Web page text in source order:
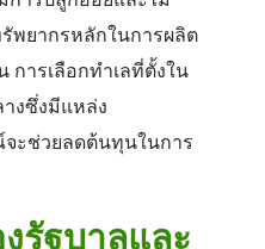
พยากรหลักในการผลิต
การเลือกทำเลที่ตั้งใน
งซึ่งมีแหล่ง
ะช่วยลดต้นทุนในการ
รัฐบาลและ